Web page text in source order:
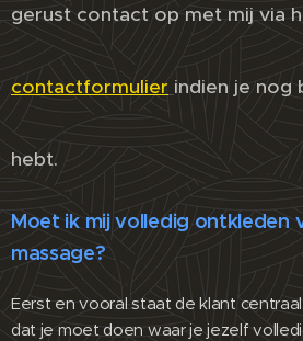
gerust contact op met mij via
contactformulier indien je nog
hebt.
Moet ik mij volledig ontkleden
massage?
Eerst en vooral staat de klant
dat je moet doen waar je jezelf